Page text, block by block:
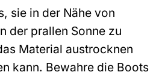
sie in der Nähe von
der prallen Sonne zu
Material austrocknen
kann. Bewahre die Boots